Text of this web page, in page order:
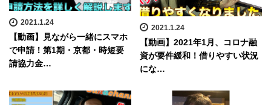
2021.1.24
【動画】見ながら一緒にスマホ
で申請！第1期・京都・時短要
請協力金…
2021.1.24
【動画】2021年1月、コロナ融
資が要件緩和！借りやすい状況
にな…